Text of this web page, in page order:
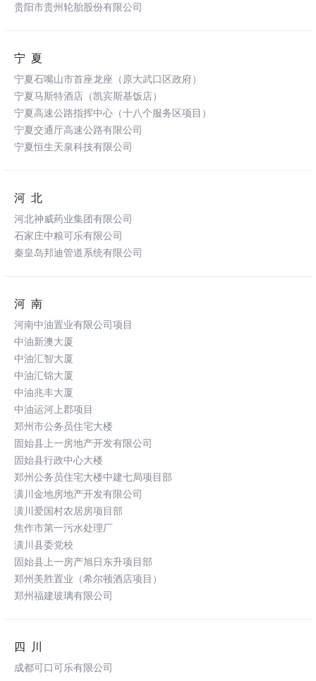
贵阳市贵州轮胎股份有限公司
宁夏
宁夏石嘴山市首座龙座（原大武口区政府）
宁夏马斯特酒店（凯宾斯基饭店）
宁夏高速公路指挥中心（十八个服务区项目）
宁夏交通厅高速公路有限公司
宁夏恒生天泉科技有限公司
河北
河北神威药业集团有限公司
石家庄中粮可乐有限公司
秦皇岛邦迪管道系统有限公司
河南
河南中油置业有限公司项目
中油新澳大厦
中油汇智大厦
中油汇锦大厦
中油兆丰大厦
中油运河上郡项目
郑州市公务员住宅大楼
固始县上一房地产开发有限公司
固始县行政中心大楼
郑州公务员住宅大楼中建七局项目部
潢川金地房地产开发有限公司
潢川爱国村农居房项目部
焦作市第一污水处理厂
潢川县委党校
固始县上一房产旭日东升项目部
郑州美胜置业（希尔顿酒店项目）
郑州福建玻璃有限公司
四川
成都可口可乐有限公司